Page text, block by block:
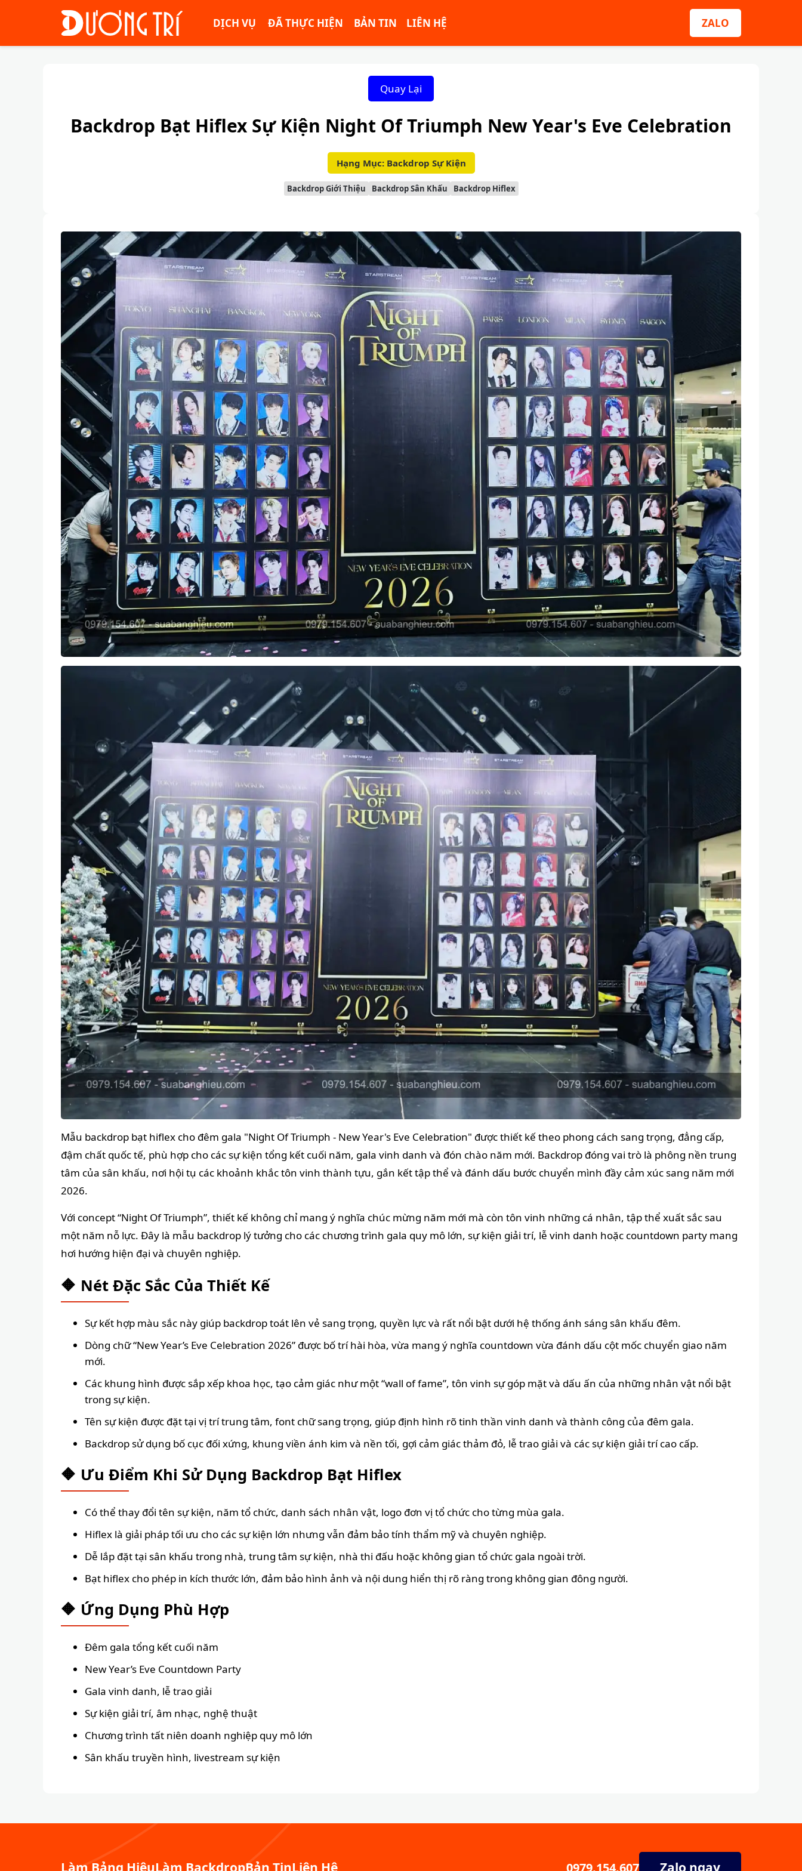
DỊCH VỤ ĐÃ THỰC HIỆN BẢN TIN LIÊN HỆ ZALO
Quay Lại
Backdrop Bạt Hiflex Sự Kiện Night Of Triumph New Year's Eve Celebration
Hạng Mục: Backdrop Sự Kiện
Backdrop Giới Thiệu Backdrop Sân Khấu Backdrop Hiflex
Mẫu backdrop bạt hiflex cho đêm gala "Night Of Triumph - New Year's Eve Celebration" được thiết kế theo phong cách sang trọng, đẳng cấp,
đậm chất quốc tế, phù hợp cho các sự kiện tổng kết cuối năm, gala vinh danh và đón chào năm mới. Backdrop đóng vai trò là phông nền trung
tâm của sân khấu, nơi hội tụ các khoảnh khắc tôn vinh thành tựu, gắn kết tập thể và đánh dấu bước chuyển mình đầy cảm xúc sang năm mới
2026.
Với concept “Night Of Triumph”, thiết kế không chỉ mang ý nghĩa chúc mừng năm mới mà còn tôn vinh những cá nhân, tập thể xuất sắc sau
một năm nỗ lực. Đây là mẫu backdrop lý tưởng cho các chương trình gala quy mô lớn, sự kiện giải trí, lễ vinh danh hoặc countdown party mang
hơi hướng hiện đại và chuyên nghiệp.
🔶 Nét Đặc Sắc Của Thiết Kế
Sự kết hợp màu sắc này giúp backdrop toát lên vẻ sang trọng, quyền lực và rất nổi bật dưới hệ thống ánh sáng sân khấu đêm.
Dòng chữ “New Year’s Eve Celebration 2026” được bố trí hài hòa, vừa mang ý nghĩa countdown vừa đánh dấu cột mốc chuyển giao năm
mới.
Các khung hình được sắp xếp khoa học, tạo cảm giác như một “wall of fame”, tôn vinh sự góp mặt và dấu ấn của những nhân vật nổi bật
trong sự kiện.
Tên sự kiện được đặt tại vị trí trung tâm, font chữ sang trọng, giúp định hình rõ tinh thần vinh danh và thành công của đêm gala.
Backdrop sử dụng bố cục đối xứng, khung viền ánh kim và nền tối, gợi cảm giác thảm đỏ, lễ trao giải và các sự kiện giải trí cao cấp.
🔶 Ưu Điểm Khi Sử Dụng Backdrop Bạt Hiflex
Có thể thay đổi tên sự kiện, năm tổ chức, danh sách nhân vật, logo đơn vị tổ chức cho từng mùa gala.
Hiflex là giải pháp tối ưu cho các sự kiện lớn nhưng vẫn đảm bảo tính thẩm mỹ và chuyên nghiệp.
Dễ lắp đặt tại sân khấu trong nhà, trung tâm sự kiện, nhà thi đấu hoặc không gian tổ chức gala ngoài trời.
Bạt hiflex cho phép in kích thước lớn, đảm bảo hình ảnh và nội dung hiển thị rõ ràng trong không gian đông người.
🔶 Ứng Dụng Phù Hợp
Đêm gala tổng kết cuối năm
New Year’s Eve Countdown Party
Gala vinh danh, lễ trao giải
Sự kiện giải trí, âm nhạc, nghệ thuật
Chương trình tất niên doanh nghiệp quy mô lớn
Sân khấu truyền hình, livestream sự kiện
0979.154.607